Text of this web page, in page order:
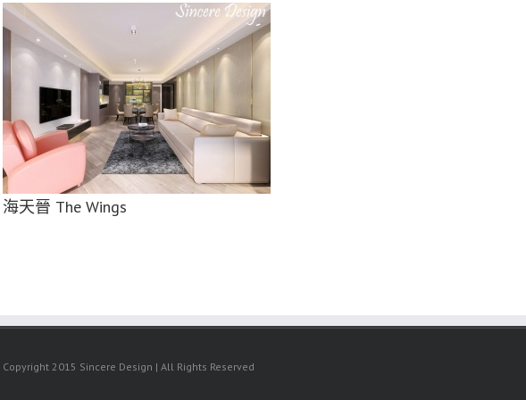
海天晉 The Wings
Copyright 2015 Sincere Design | All Rights Reserved